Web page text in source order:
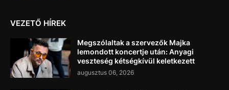
VEZETŐ HÍREK
Megszólaltak a szervezők Majka
lemondott koncertje után: Anyagi
veszteség kétségkívül keletkezett
augusztus 06, 2026